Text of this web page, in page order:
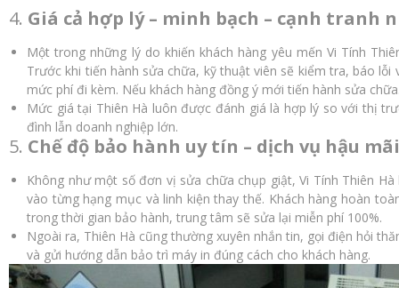
4. Giá cả hợp lý – minh bạch – cạnh tranh
Một trong những lý do khiến khách hàng yêu mến Vi Tính
Trước khi tiến hành sửa chữa, kỹ thuật viên sẽ kiểm tra, báo
mức phí đi kèm. Nếu khách hàng đồng ý mới tiến hành sửa
Mức giá tại Thiên Hà luôn được đánh giá là hợp lý so với thị
đình lẫn doanh nghiệp lớn.
5. Chế độ bảo hành uy tín – dịch vụ hậu
Không như một số đơn vị sửa chữa chụp giật, Vi Tính Thiên
vào từng hạng mục và linh kiện thay thế. Khách hàng hoàn
trong thời gian bảo hành, trung tâm sẽ sửa lại miễn phí 100%.
Ngoài ra, Thiên Hà cũng thường xuyên nhắn tin, gọi điện hỏi
và gửi hướng dẫn bảo trì máy in đúng cách cho khách hàng.